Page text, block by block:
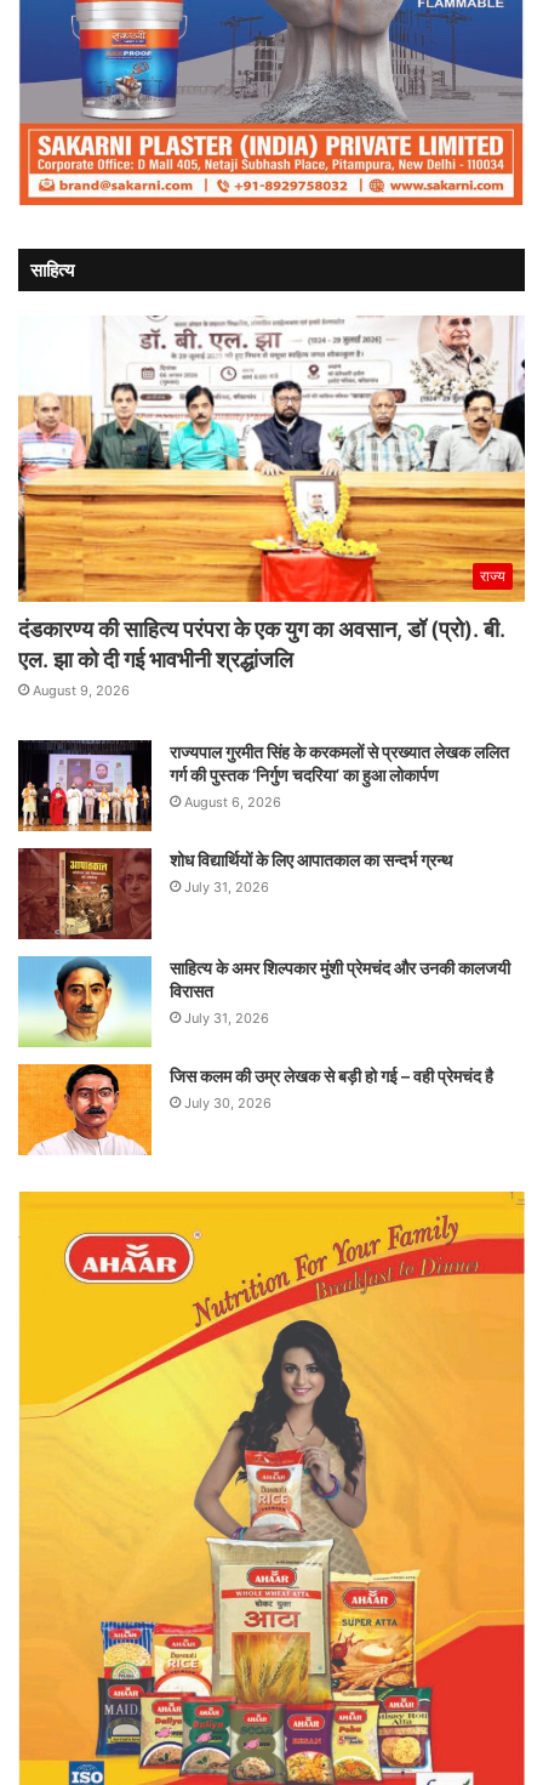
साहित्य
राज्य
दंडकारण्य की साहित्य परंपरा के एक युग का अवसान, डॉ (प्रो). बी.
एल. झा को दी गई भावभीनी श्रद्धांजलि
August 9, 2026
राज्यपाल गुरमीत सिंह के करकमलों से प्रख्यात लेखक ललित
गर्ग की पुस्तक ‘निर्गुण चदरिया’ का हुआ लोकार्पण
August 6, 2026
शोध विद्यार्थियों के लिए आपातकाल का सन्दर्भ ग्रन्थ
July 31, 2026
साहित्य के अमर शिल्पकार मुंशी प्रेमचंद और उनकी कालजयी
विरासत
July 31, 2026
जिस कलम की उम्र लेखक से बड़ी हो गई – वही प्रेमचंद है
July 30, 2026